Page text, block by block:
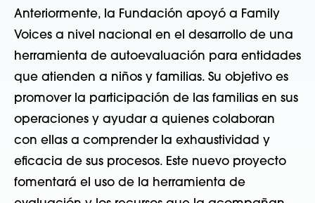
Anteriormente, la Fundación apoyó a Family
Voices a nivel nacional en el desarrollo de una
herramienta de autoevaluación para entidades
que atienden a niños y familias. Su objetivo es
promover la participación de las familias en sus
operaciones y ayudar a quienes colaboran
con ellas a comprender la exhaustividad y
eficacia de sus procesos. Este nuevo proyecto
fomentará el uso de la herramienta de